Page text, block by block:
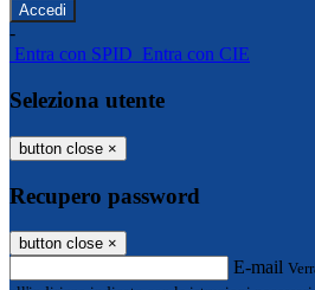
-
Entra con SPID Entra con CIE
Seleziona utente
button close ×
Recupero password
button close ×
E-mail